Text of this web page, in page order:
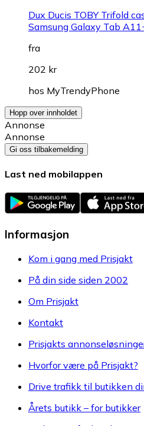
Dux Ducis TOBY Trifold
Samsung Galaxy Tab
fra
202 kr
hos MyTrendyPhone
Hopp over innholdet
Annonse
Annonse
Gi oss tilbakemelding
Last ned mobilappen
Informasjon
Kom i gang med Prisjakt
På din side siden 2002
Om Prisjakt
Kontakt
Prisjakts
Hvorfor være på Prisjakt?
Drive trafikk til butikken
Årets butikk – for butikker